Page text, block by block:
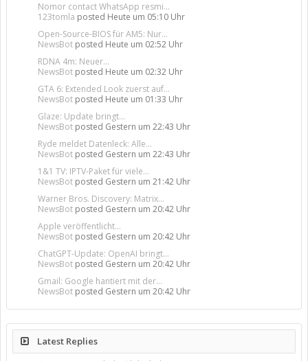
Nomor contact WhatsApp resmi...
123tomla posted Heute um 05:10 Uhr
Open-Source-BIOS für AM5: Nur...
NewsBot posted Heute um 02:52 Uhr
RDNA 4m: Neuer...
NewsBot posted Heute um 02:32 Uhr
GTA 6: Extended Look zuerst auf...
NewsBot posted Heute um 01:33 Uhr
Glaze: Update bringt...
NewsBot posted Gestern um 22:43 Uhr
Ryde meldet Datenleck: Alle...
NewsBot posted Gestern um 22:43 Uhr
1&1 TV: IPTV-Paket für viele...
NewsBot posted Gestern um 21:42 Uhr
Warner Bros. Discovery: Matrix...
NewsBot posted Gestern um 20:42 Uhr
Apple veröffentlicht...
NewsBot posted Gestern um 20:42 Uhr
ChatGPT-Update: OpenAI bringt...
NewsBot posted Gestern um 20:42 Uhr
Gmail: Google hantiert mit der...
NewsBot posted Gestern um 20:42 Uhr
Latest Replies